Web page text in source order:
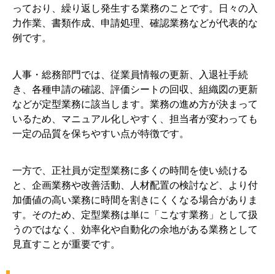
8-1. 単なる工数削減で終わらせない
8-2. 蓄積した人事データを配置・育成・評価に活用する
8-4. 戦略的人事に時間を使える体制をつくる
9. 定型業務を見直すときの注意点
9-1. すべてを自動化しようとしない
9-2. 現場担当者の意見を反映する
9-4. 定期的に業務フローを見直す
10. 定型業務と正社員に関するよくある質問
10-1. 定型業務ばかりの正社員は将来性が低いですか？
10-2. 定型業務はすべて派遣やアルバイトに任せるべき
ですか？
っており、繰り返し発生する業務のことです。日々の入
力作業、書類作成、申請処理、確認業務などが代表的な
例です。
人事・総務部門では、従業員情報の更新、入退社手続
き、各種申請の確認、評価シートの回収、組織図の更新
などが定型業務に該当します。業務の進め方が決まって
いるため、マニュアル化しやすく、担当者が変わっても
一定の品質を保ちやすい点が特徴です。
一方で、正社員が定型業務に多くの時間を使い続ける
と、企画業務や改善活動、人材配置の検討など、より付
加価値の高い業務に時間を割きにくくなる場合がありま
す。そのため、定型業務は単に「こなす業務」として扱
うのではなく、効率化や自動化の余地がある業務として
見直すことが重要です。